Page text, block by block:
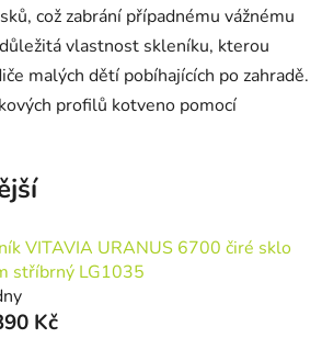
což zabrání případnému vážnému
vlastnost skleníku, kterou
malých dětí pobíhajících po zahradě.
profilů kotveno pomocí
VITAVIA URANUS 6700 čiré sklo
stříbrný LG1035
Kč